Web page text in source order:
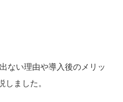
ない理由や導入後のメリッ
しました。